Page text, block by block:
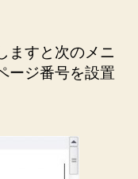
ますと次のメニ
ージ番号を設置